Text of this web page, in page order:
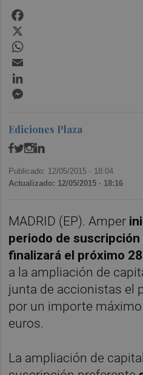
Ediciones Plaza
Publicado: 12/05/2015 · 18:04
Actualizado: 12/05/2015 · 18:16
MADRID (EP). Amper
periodo de
finalizará el próximo
a la ampliación de
junta de accionistas el
por un importe
euros.
La ampliación de